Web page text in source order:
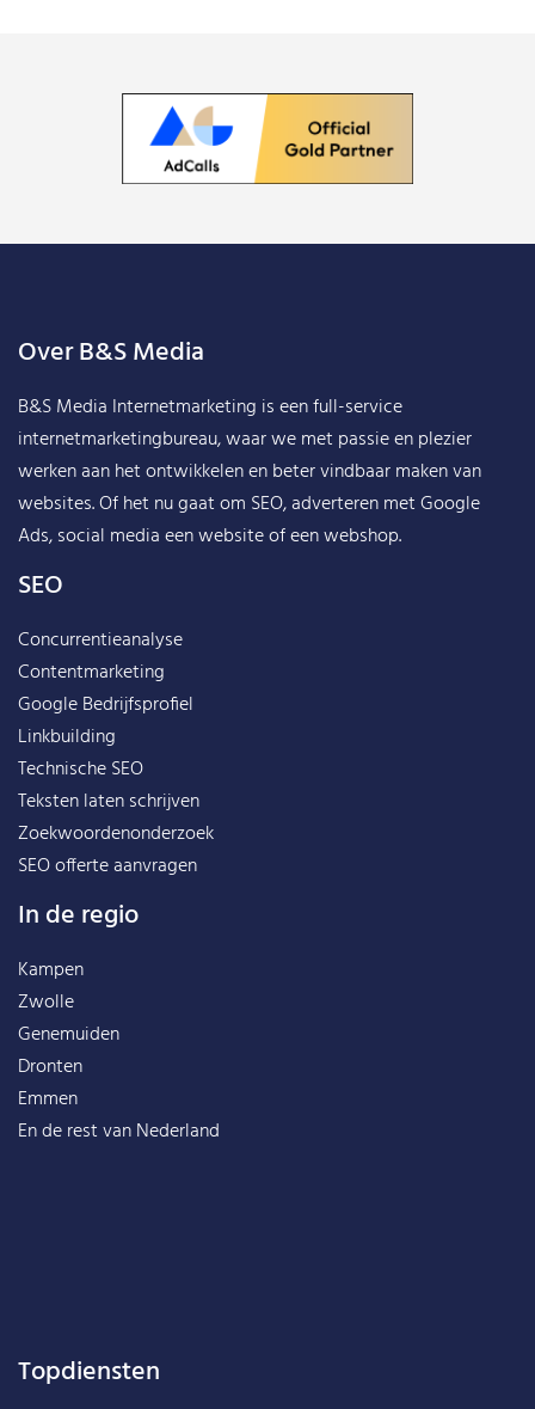
Over B&S Media
B&S Media Internetmarketing is een full-service
internetmarketingbureau, waar we met passie en plezier
werken aan het ontwikkelen en beter vindbaar maken van
websites. Of het nu gaat om SEO, adverteren met Google
Ads, social media een website of een webshop.
SEO
Concurrentieanalyse
Contentmarketing
Google Bedrijfsprofiel
Linkbuilding
Technische SEO
Teksten laten schrijven
Zoekwoordenonderzoek
SEO offerte aanvragen
In de regio
Kampen
Zwolle
Genemuiden
Dronten
Emmen
En de rest vanNederland
Topdiensten